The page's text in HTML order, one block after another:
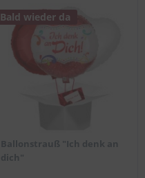
Bald wieder da
Ballonstrauß "Ich denk an
dich"